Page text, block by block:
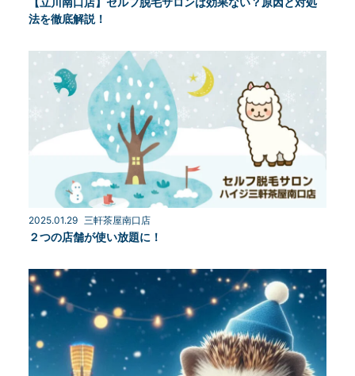
法を徹底解説！
2025.01.29 三軒茶屋南口店
２つの店舗が使い放題に！